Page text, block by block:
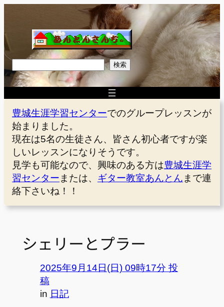
を
ス
キ
ッ
プ
索
検索
豊城生涯学習センターでのグループレッスンが
始まりました。
現在は5名の生徒さん、皆さん初心者ですが楽
しいレッスンになりそうです。
見学も可能なので、興味のある方は豊城生涯学
習センター または、 ギター教室あんとん まで連
絡下さいね！！
シェリーとプラー
2025年9月14日(日) 09時17分 投
稿
in 日記